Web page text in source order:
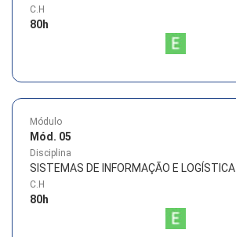
C.H
80h
Módulo
Mód. 05
Disciplina
SISTEMAS DE INFORMAÇÃO E LOGÍSTICA
C.H
80h